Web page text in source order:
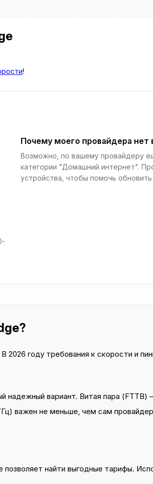
!
Почему моего провайдера нет
Возможно, по вашему провайдеру
категории "Домашний интернет".
устройства, чтобы помочь обновить
году требования к скорости и
надежный вариант. Витая пара (FTTB)
важен не меньше, чем сам
найти выгодные тарифы.